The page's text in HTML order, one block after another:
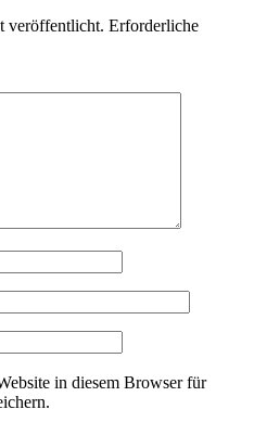
veröffentlicht. Erforderliche
in diesem Browser für